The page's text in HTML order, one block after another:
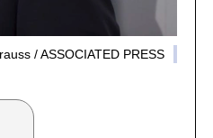
/ ASSOCIATED PRESS